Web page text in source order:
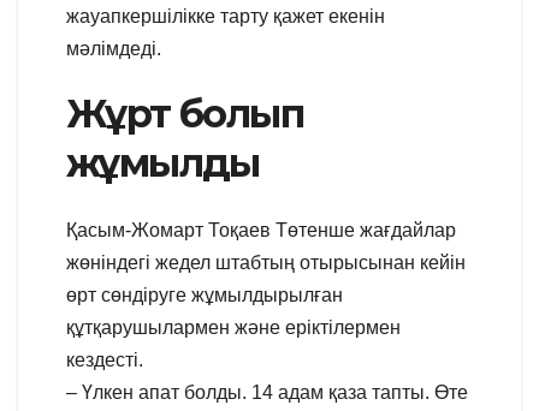
жауапкершілікке тарту қажет екенін
мәлімдеді.
Жұрт болып
жұмылды
Қасым-Жомарт Тоқаев Төтенше жағдайлар
жөніндегі жедел штабтың отырысынан кейін
өрт сөндіруге жұмылдырылған
құтқарушылармен және еріктілермен
кездесті.
– Үлкен апат болды. 14 адам қаза тапты. Өте